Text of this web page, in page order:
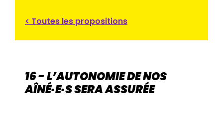
< Toutes les propositions
16 - L’AUTONOMIE DE NOS
AÎNÉ·E·S SERA ASSURÉE